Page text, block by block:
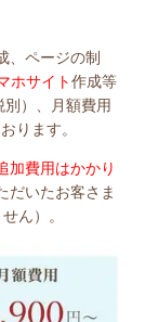
、ページの制
ホサイト作成等
別）、月額費用
ります。
加費用はかかり
だいたお客さま
ん）。